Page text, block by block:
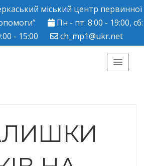
міський центр первинної
Пн - пт: 8:00 - 19:00, сб:
- 15:00
ch_mp1@ukr.net
міський
ПМСД"